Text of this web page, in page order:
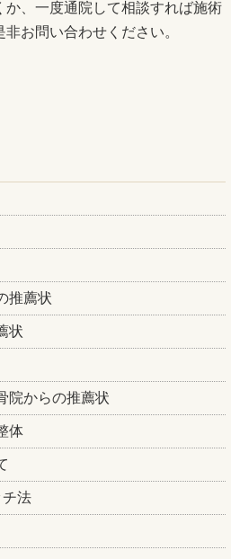
、一度通院して相談すれば施術
お問い合わせください。
推薦状
状
院からの推薦状
体
法